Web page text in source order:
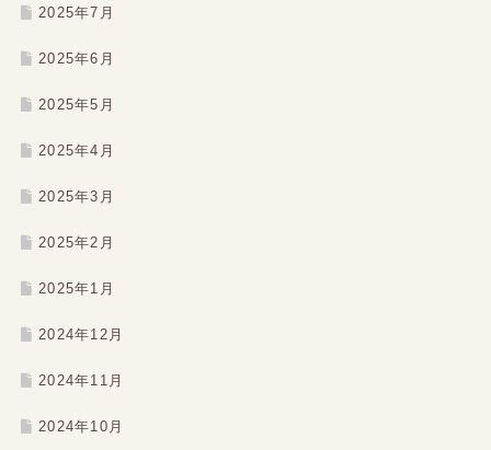
2025年7月
2025年6月
2025年5月
2025年4月
2025年3月
2025年2月
2025年1月
2024年12月
2024年11月
2024年10月